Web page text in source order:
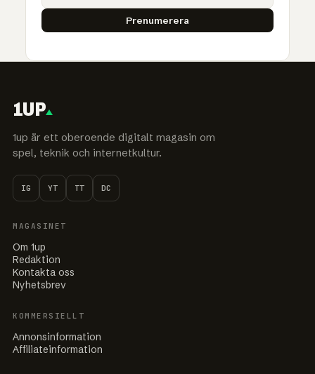
Prenumerera
1UP
1up är ett oberoende digitalt magasin om
spel, teknik och internetkultur.
IG YT TT DC
MAGASINET
Om 1up
Redaktion
Kontakta oss
Nyhetsbrev
KOMMERSIELLT
Annonsinformation
Affiliateinformation